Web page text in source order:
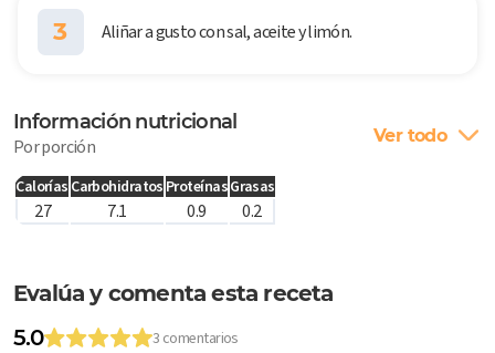
3 Aliñar a gusto con sal, aceite y limón.
Información nutricional
Por porción Ver todo
Calorías Carbohidratos ProteínasGrasas
27 7.1 0.9 0.2
Evalúa y comenta esta receta
5.0
3 comentarios